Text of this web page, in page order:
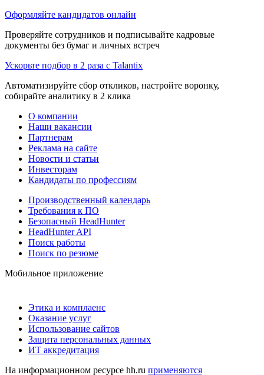
Оформляйте кандидатов онлайн
Проверяйте сотрудников и подписывайте кадровые
документы без бумаг и личных встреч
Ускорьте подбор в 2 раза с Talantix
Автоматизируйте сбор откликов, настройте воронку,
собирайте аналитику в 2 клика
О компании
Наши вакансии
Партнерам
Реклама на сайте
Новости и статьи
Инвесторам
Кандидаты по профессиям
Производственный календарь
Требования к ПО
Безопасный HeadHunter
HeadHunter API
Поиск работы
Поиск по резюме
Мобильное приложение
Этика и комплаенс
Оказание услуг
Использование сайтов
Защита персональных данных
ИТ аккредитация
На информационном ресурсе hh.ru применяются